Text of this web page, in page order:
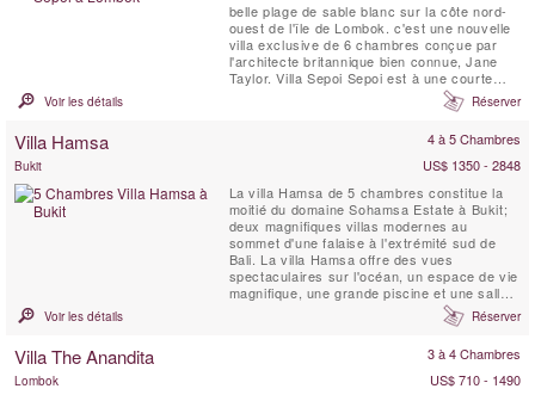
belle plage de sable blanc sur la côte nord-
ouest de l'île de Lombok. c'est une nouvelle
villa exclusive de 6 chambres conçue par
l'architecte britannique bien connue, Jane
Taylor. Villa Sepoi Sepoi est à une courte
distance de vol de Bali, Perth et Singapour.
Voir les détails Réserver
Villa Hamsa 4 à 5 Chambres
Bukit
US$ 1350 - 2848
La villa Hamsa de 5 chambres constitue la
moitié du domaine Sohamsa Estate à Bukit;
deux magnifiques villas modernes au
sommet d'une falaise à l'extrémité sud de
Bali. La villa Hamsa offre des vues
spectaculaires sur l'océan, un espace de vie
magnifique, une grande piscine et une salle
de massage. Entièrement dotée en
personnel, comprenant un chef qualifié et un
Hamsa est parfaite pour les clients
recherchant des vacances en ...
Voir les détails Réserver
Villa The Anandita 3 à 4 Chambres
Lombok
US$ 710 - 1490